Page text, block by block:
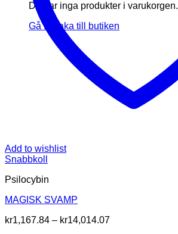
Du har inga produkter i varukorgen.
Gå tillbaka till butiken
Add to wishlist
Snabbkoll
Psilocybin
MAGISK SVAMP
kr1,167.84 – kr14,014.07Prisintervall: